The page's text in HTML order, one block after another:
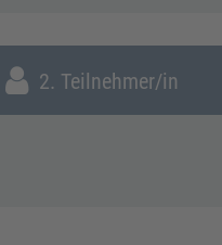
2. Teilnehmer/in